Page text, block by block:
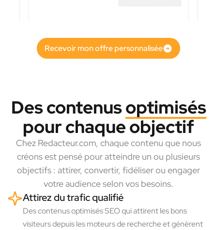
Recevoir mon offre personnalisée
Des contenusoptimisés
pour chaque objectif
Chez Redacteur.com, chaque contenu que nous
créons est pensé pour atteindre un ou plusieurs
objectifs : attirer, convertir, fidéliser ou engager
votre audience selon vos besoins.
Attirez du trafic qualifié
Des contenus optimisés SEO qui attirent les bons
visiteurs depuis les moteurs de recherche et génèrent